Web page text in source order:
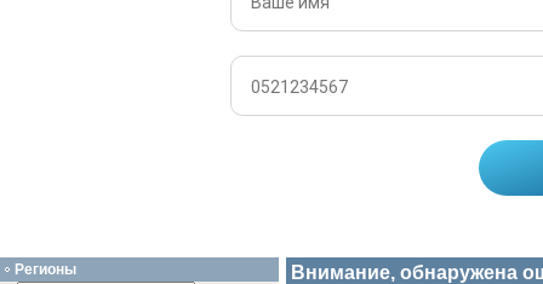
Внимание, обнаружена
Регионы